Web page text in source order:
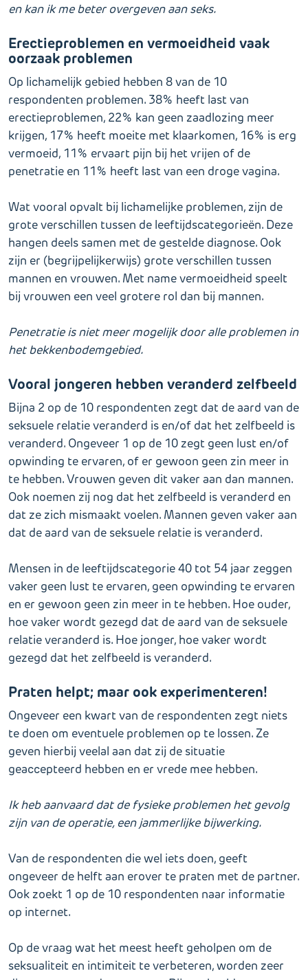
en kan ik me beter overgeven aan seks.
Erectieproblemen en vermoeidheid vaak
oorzaak problemen
Op lichamelijk gebied hebben 8 van de 10
respondenten problemen. 38% heeft last van
erectieproblemen, 22% kan geen zaadlozing meer
krijgen, 17% heeft moeite met klaarkomen, 16% is erg
vermoeid, 11% ervaart pijn bij het vrijen of de
penetratie en 11% heeft last van een droge vagina.
Wat vooral opvalt bij lichamelijke problemen, zijn de
grote verschillen tussen de leeftijdscategorieën. Deze
hangen deels samen met de gestelde diagnose. Ook
zijn er (begrijpelijkerwijs) grote verschillen tussen
mannen en vrouwen. Met name vermoeidheid speelt
bij vrouwen een veel grotere rol dan bij mannen.
Penetratie is niet meer mogelijk door alle problemen in
het bekkenbodemgebied.
Vooral jongeren hebben veranderd zelfbeeld
Bijna 2 op de 10 respondenten zegt dat de aard van de
seksuele relatie veranderd is en/of dat het zelfbeeld is
veranderd. Ongeveer 1 op de 10 zegt geen lust en/of
opwinding te ervaren, of er gewoon geen zin meer in
te hebben. Vrouwen geven dit vaker aan dan mannen.
Ook noemen zij nog dat het zelfbeeld is veranderd en
dat ze zich mismaakt voelen. Mannen geven vaker aan
dat de aard van de seksuele relatie is veranderd.
Mensen in de leeftijdscategorie 40 tot 54 jaar zeggen
vaker geen lust te ervaren, geen opwinding te ervaren
en er gewoon geen zin meer in te hebben. Hoe ouder,
hoe vaker wordt gezegd dat de aard van de seksuele
relatie veranderd is. Hoe jonger, hoe vaker wordt
gezegd dat het zelfbeeld is veranderd.
Praten helpt; maar ook experimenteren!
Ongeveer een kwart van de respondenten zegt niets
te doen om eventuele problemen op te lossen. Ze
geven hierbij veelal aan dat zij de situatie
geaccepteerd hebben en er vrede mee hebben.
Ik heb aanvaard dat de fysieke problemen het gevolg
zijn van de operatie, een jammerlijke bijwerking.
Van de respondenten die wel iets doen, geeft
ongeveer de helft aan erover te praten met de partner.
Ook zoekt 1 op de 10 respondenten naar informatie
op internet.
Op de vraag wat het meest heeft geholpen om de
seksualiteit en intimiteit te verbeteren, worden zeer